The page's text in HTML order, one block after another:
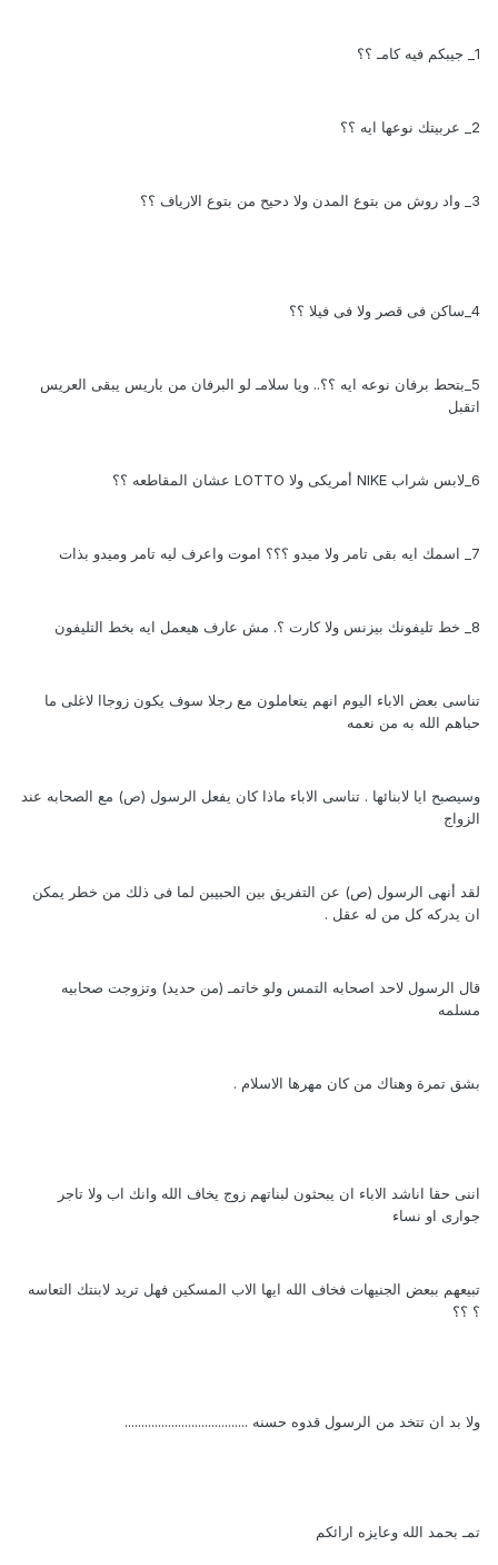
2_ عربيتك نوعها ايه ؟؟
3_ واد روش من بتوع المدن ولا دحيح من بتوع الارياف ؟؟
4_ساكن فى قصر ولا فى فيلا ؟؟
5_بتحط برفان نوعه ايه ؟؟.. ويا سلامـ لو البرفان من باريس يبقى العريس
اتقبل
6_لابس شراب NIKE أمريكى ولا LOTTO عشان المقاطعه ؟؟
7_ اسمك ايه بقى تامر ولا ميدو ؟؟؟ اموت واعرف ليه تامر وميدو بذات
8_ خط تليفونك بيزنس ولا كارت ؟. مش عارف هيعمل ايه بخط التليفون
تناسى بعض الاباء اليوم انهم يتعاملون مع رجلا سوف يكون زوجاا لاغلى ما
حباهم الله به من نعمه
وسيصبح ايا لابنائها . تناسى الاباء ماذا كان يفعل الرسول (ص) مع الصحابه عند
الزواج
لقد أنهى الرسول (ص) عن التفريق بين الحبيبن لما فى ذلك من خطر يمكن
ان يدركه كل من له عقل .
قال الرسول لاحد اصحابه التمس ولو خاتمـ (من حديد) وتزوجت صحابيه
مسلمه
بشق تمرة وهناك من كان مهرها الاسلام .
اننى حقا اناشد الاباء ان يبحثون لبناتهم زوج يخاف الله وانك اب ولا تاجر
جوارى او نساء
تبيعهم ببعض الجنيهات فخاف الله ايها الاب المسكين فهل تريد لابنتك التعاسه
؟ ؟؟
ولا بد ان تتخد من الرسول قدوه حسنه .....................................
تمـ بحمد الله وعايزه ارائكم